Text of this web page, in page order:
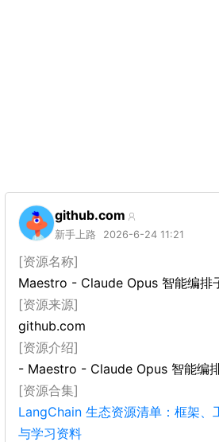
github.com
新手上路 2026-6-24 11:21
[资源名称]
Maestro - Claude Opus 智能编排
[资源来源]
github.com
[资源介绍]
- Maestro - Claude Opus 智能编排
[资源合集]
LangChain 生态资源清单：框架、
与学习资料